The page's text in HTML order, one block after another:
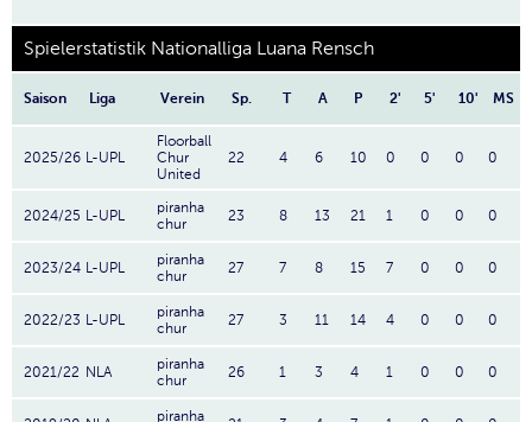
Spielerstatistik Nationalliga Luana Rensch
Saison Liga Verein Sp. T A P 2' 5' 10' MS
2025/26 L-UPL
Floorball
Chur
United
22 4 6 10 0 0 0 0
2024/25 L-UPL
piranha
chur
23 8 13 21 1 0 0 0
2023/24 L-UPL
piranha
chur
27 7 8 15 7 0 0 0
2022/23 L-UPL
piranha
chur
27 3 11 14 4 0 0 0
2021/22 NLA
piranha
chur
26 1 3 4 1 0 0 0
piranha